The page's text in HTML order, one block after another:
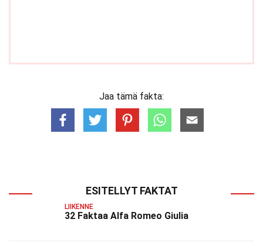
Jaa tämä fakta:
ESITELLYT FAKTAT
LIIKENNE
32 Faktaa Alfa Romeo Giulia